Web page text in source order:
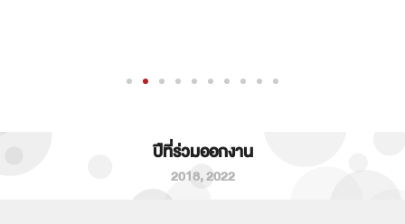
ปีที่ร่วมออกงาน
2018,2022